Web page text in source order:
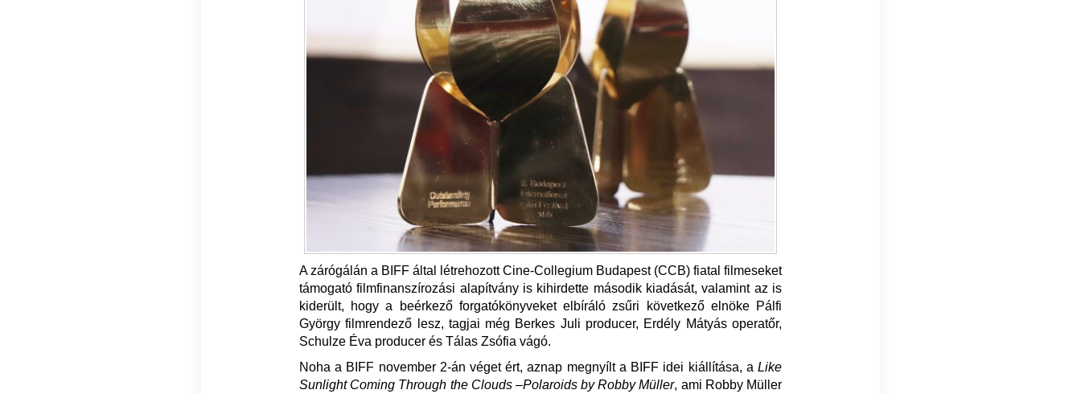
A zárógálán a BIFF által létrehozott Cine-Collegium Budapest (CCB) fiatal filmeseket
támogató filmfinanszírozási alapítvány is kihirdette második kiadását, valamint az is
kiderült, hogy a beérkező forgatókönyveket elbíráló zsűri következő elnöke Pálfi
György filmrendező lesz, tagjai még Berkes Juli producer, Erdély Mátyás operatőr,
Schulze Éva producer és Tálas Zsófia vágó.
Noha a BIFF november 2-án véget ért, aznap megnyílt a BIFF idei kiállítása, a Like
Sunlight Coming Through the Clouds–Polaroids by Robby Müller, ami Robby Müller